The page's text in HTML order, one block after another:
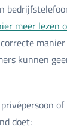
meer lezen
kunnen
doet: